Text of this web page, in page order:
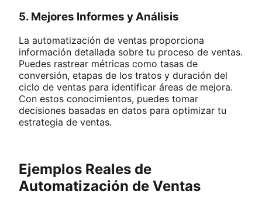
5. Mejores Informes y Análisis
La automatización de ventas proporciona
información detallada sobre tu proceso de ventas.
Puedes rastrear métricas como tasas de
conversión, etapas de los tratos y duración del
ciclo de ventas para identificar áreas de mejora.
Con estos conocimientos, puedes tomar
decisiones basadas en datos para optimizar tu
estrategia de ventas.
Ejemplos Reales de
Automatización de Ventas